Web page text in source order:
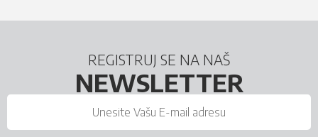
REGISTRUJ SE NA NAŠ
NEWSLETTER